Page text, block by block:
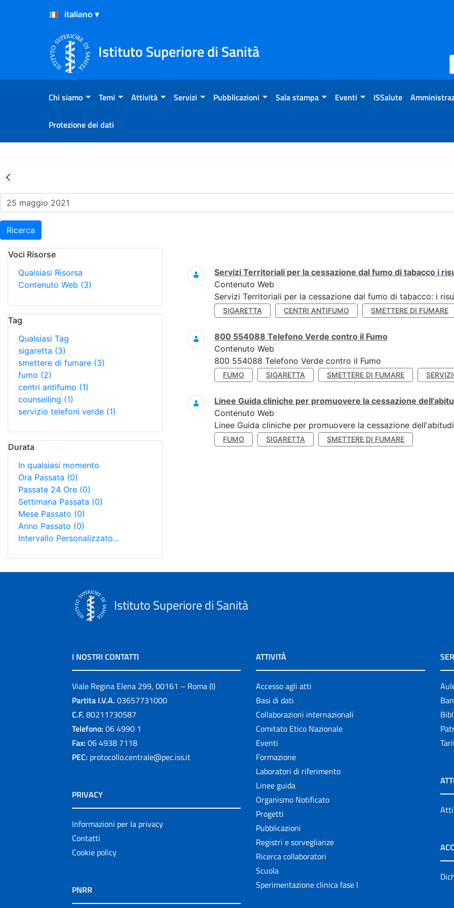
Salta al Contenuto
Salta al Footer
Istituto Superiore di Sanità
Chi siamo Temi Attività Servizi Pubblicazioni Sala stampa Eventi ISSalute
Protezione dei dati
Risultati della Ricerca - Eventi
Ricerca
Voci Risorse
Qualsiasi Risorsa
Contenuto Web (3)
Tag
Qualsiasi Tag
sigaretta (3)
smettere di fumare (3)
fumo (2)
centri antifumo (1)
counselling (1)
servizio telefoni verde (1)
Durata
In qualsiasi momento
Ora Passata (0)
Passate 24 Ore (0)
Settimana Passata (0)
Mese Passato (0)
Anno Passato (0)
Intervallo Personalizzato…
Ricerca
Servizi Territoriali per la cessazione dal fumo di tabacco i
Contenuto Web
Servizi Territoriali per la cessazione dal fumo di tabacco: i
SIGARETTA CENTRI ANTIFUMO SMETTERE DI FUMARE
800 554088 Telefono Verde contro il Fumo
Contenuto Web
800 554088 Telefono Verde contro il Fumo
FUMO SIGARETTA SMETTERE DI FUMARE
Linee Guida cliniche per promuovere la cessazione
Contenuto Web
Linee Guida cliniche per promuovere la cessazione
FUMO SIGARETTA SMETTERE DI FUMARE
Istituto Superiore di Sanità
I NOSTRI CONTATTI
Viale Regina Elena 299, 00161 – Roma (I)
Partita I.V.A. 03657731000
C.F. 80211730587
Telefono: 06 4990 1
Fax: 06 4938 7118
PEC: protocollo.centrale@pec.iss.it
PRIVACY
Informazioni per la privacy
Contatti
Cookie policy
PNRR
ATTIVITÀ
Accesso agli atti
Basi di dati
Collaborazioni internazionali
Comitato Etico Nazionale
Eventi
Formazione
Laboratori di riferimento
Linee guida
Organismo Notificato
Progetti
Pubblicazioni
Registri e sorveglianze
Ricerca collaboratori
Scuola
Sperimentazione clinica fase I
Atti